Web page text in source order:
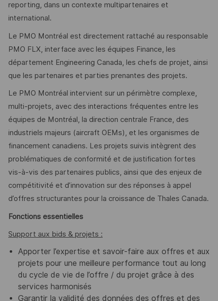
reporting, dans un contexte multipartenaires et
international.
Le PMO Montréal est directement rattaché au responsable
PMO FLX, interface avec les équipes Finance, les
département Engineering Canada, les chefs de projet, ainsi
que les partenaires et parties prenantes des projets.
Le PMO Montréal intervient sur un périmètre complexe,
multi-projets, avec des interactions fréquentes entre les
équipes de Montréal, la direction centrale France, des
industriels majeurs (aircraft OEMs), et les organismes de
financement canadiens. Les projets suivis intègrent des
problématiques de conformité et de justification fortes
vis-à-vis des partenaires publics, ainsi que des enjeux de
compétitivité et d’innovation sur des réponses à appel
d’offres structurantes pour la croissance de Thales Canada.
Fonctions essentielles
Support aux bids & projets :
Apporter l’expertise et savoir-faire aux offres et aux
projets pour une meilleure performance tout au long
du cycle de vie de l’offre / du projet grâce à des
services harmonisés
Garantir la validité des données des offres et des